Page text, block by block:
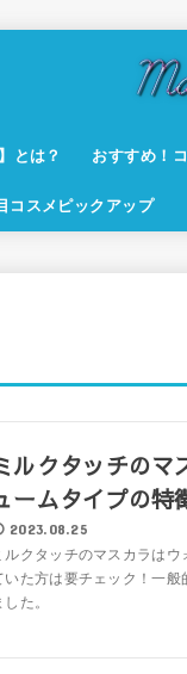
とは？ おすすめ！
コスメピックアップ
ルクタッチのマ
ームタイプの特
2023.08.25
ルクタッチのマスカラはウ
いた方は要チェック！一
した。